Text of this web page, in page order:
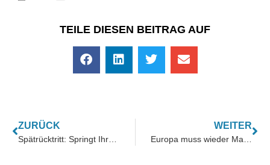
TEILE DIESEN BEITRAG AUF
ZURÜCK WEITER